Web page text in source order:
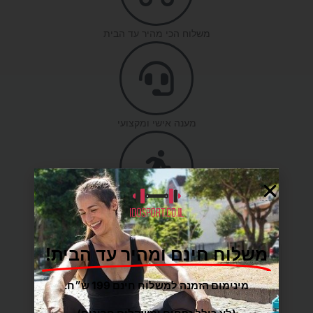
משלוח הכי מהיר עד הבית
מענה אישי ומקצועי
מגוון רחב של מוצרי ספורט
מיכל אלקלעי
Reviewer
משלוח חינם ומהיר עד הבית!
מינימום הזמנה למשלוח חינם 199 ש״ח.